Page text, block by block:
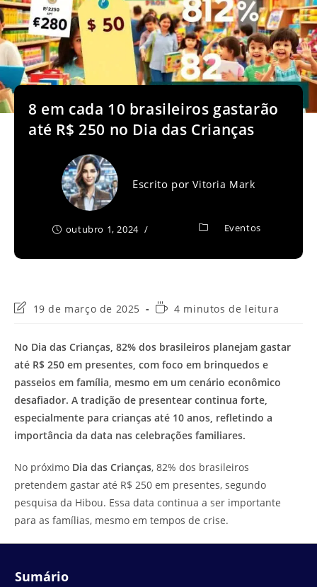
8 em cada 10 brasileiros gastarão
até R$ 250 no Dia das Crianças
Escrito porVitoria Mark
outubro 1, 2024 Eventos
Última
post:
19 de março de 2025
Tempo4 minutos de leitura
No Dia das Crianças, 82% dos brasileiros planejam gastar
até R$ 250 em presentes, com foco em brinquedos e
passeios em família, mesmo em um cenário econômico
desafiador. A tradição de presentear continua forte,
especialmente para crianças até 10 anos, refletindo a
importância da data nas celebrações familiares.
No próximo Dia das Crianças, 82% dos brasileiros
pretendem gastar até R$ 250 em presentes, segundo
pesquisa da Hibou. Essa data continua a ser importante
para as famílias, mesmo em tempos de crise.
Sumário